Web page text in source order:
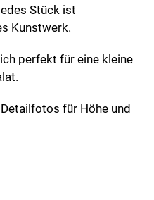
Stück ist
Kunstwerk.
perfekt für eine kleine
für Höhe und